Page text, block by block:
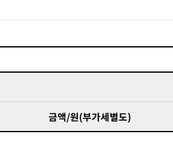
금액/원(부가세별도)